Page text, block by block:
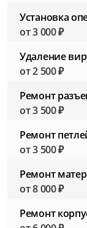
Установка
от 3 000 ₽
Удаление
от 2 500 ₽
Ремонт
от 3 500 ₽
Ремонт
от 3 500 ₽
Ремонт
от 8 000 ₽
Ремонт